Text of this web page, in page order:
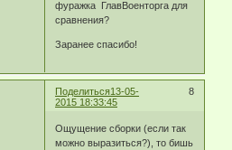
фуражка ГлавВоенторга для
сравнения?
Заранее спасибо!
Поделиться 8
13-05-
2015 18:33:45
Ощущение сборки (если так
можно выразиться?), то бишь